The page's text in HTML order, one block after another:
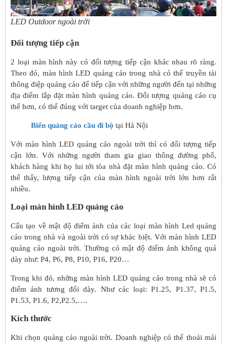
LED Outdoor ngoài trời
Đối tượng tiếp cận
2 loại màn hình này có đối tượng tiếp cận khác nhau rõ ràng.
Theo đó, màn hình LED quảng cáo trong nhà có thể truyền tải
thông điệp quảng cáo để tiếp cận với những người đến tại những
địa điểm lắp đặt màn hình quảng cáo. Đối tượng quảng cáo cụ
thể hơn, có thể đúng với target của doanh nghiệp hơn.
Biển quảng cáo cầu đi bộ tại Hà Nội
Với màn hình LED quảng cáo ngoài trời thì có đối tượng tiếp
cận lớn. Với những người tham gia giao thông đường phố,
khách hàng khi họ lui tới tòa nhà đặt màn hình quảng cáo. Có
thể thấy, lượng tiếp cận của màn hình ngoài trời lớn hơn rất
nhiều.
Loại màn hình LED quảng cáo
Cấu tạo về mật độ điểm ảnh của các loại màn hình Led quảng
cáo trong nhà và ngoài trời có sự khác biệt. Với màn hình LED
quảng cáo ngoài trời. Thường có mật độ điểm ảnh không quá
dày như: P4, P6, P8, P10, P16, P20…
Trong khi đó, những màn hình LED quảng cáo trong nhà sẽ có
điểm ảnh tương đối dày. Như các loại: P1.25, P1.37, P1.5,
P1.53, P1.6, P2,P2.5,….
Kích thước
Khi chọn quảng cáo ngoài trời. Doanh nghiệp có thể thoải mái